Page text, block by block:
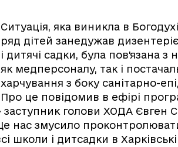
Ситуація, яка виникла в
ряд дітей занедужав
і дитячі садки, була пов'язана
як медперсоналу, так і
харчування з боку санітарно-
Про це повідомив в ефірі
голови ХОДА Євген
нас змусило
школи і дитсадки в